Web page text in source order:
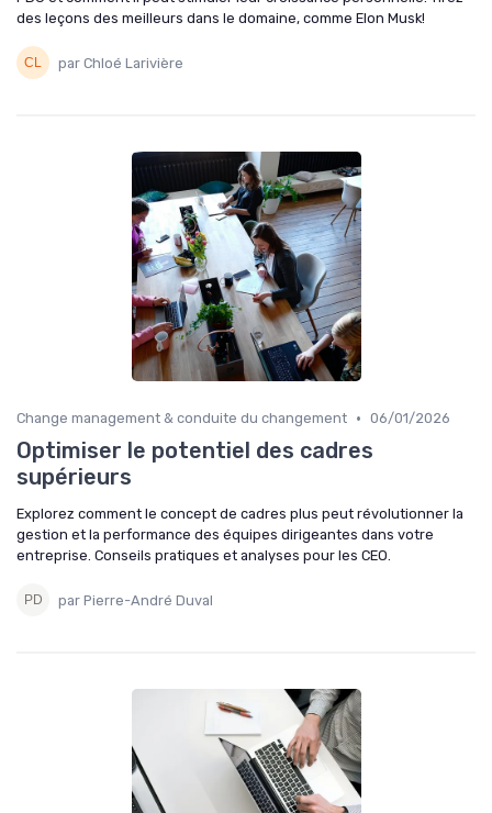
des leçons des meilleurs dans le domaine, comme Elon Musk!
par Chloé Larivière
Change management & conduite du changement • 06/01/2026
Optimiser le potentiel des cadres
supérieurs
Explorez comment le concept de cadres plus peut révolutionner la
gestion et la performance des équipes dirigeantes dans votre
entreprise. Conseils pratiques et analyses pour les CEO.
par Pierre-André Duval